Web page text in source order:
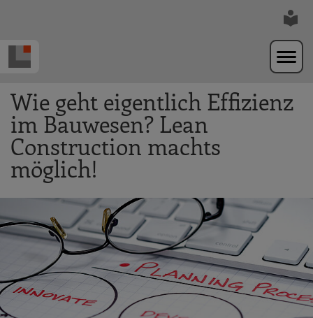
Wie geht eigentlich Effizienz
im Bauwesen? Lean
Construction machts
möglich!